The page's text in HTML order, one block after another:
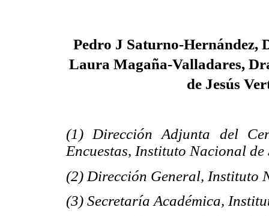
Pedro J Saturno-Hernández,
Laura Magaña-Valladares,
de Jesús
(1) Dirección Adjunta del
Encuestas, Instituto Nacional
(2) Dirección General, Instituto
(3) Secretaría Académica,